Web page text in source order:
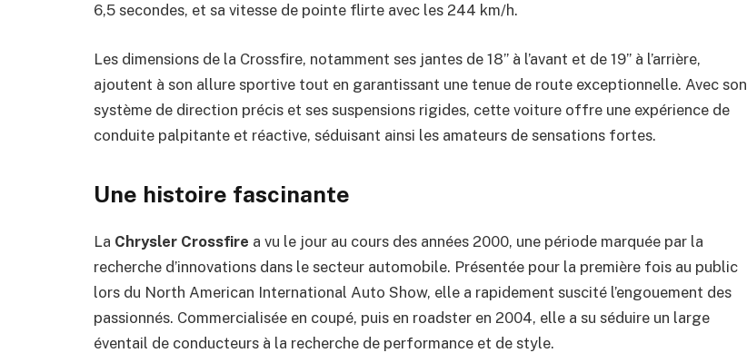
6,5 secondes, et sa vitesse de pointe flirte avec les 244 km/h.
Les dimensions de la Crossfire, notamment ses jantes de 18” à l’avant et de 19” à l’arrière,
ajoutent à son allure sportive tout en garantissant une tenue de route exceptionnelle. Avec son
système de direction précis et ses suspensions rigides, cette voiture offre une expérience de
conduite palpitante et réactive, séduisant ainsi les amateurs de sensations fortes.
Une histoire fascinante
La Chrysler Crossfire a vu le jour au cours des années 2000, une période marquée par la
recherche d’innovations dans le secteur automobile. Présentée pour la première fois au public
lors du North American International Auto Show, elle a rapidement suscité l’engouement des
passionnés. Commercialisée en coupé, puis en roadster en 2004, elle a su séduire un large
éventail de conducteurs à la recherche de performance et de style.